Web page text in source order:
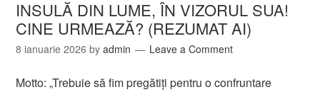
INSULĂ DIN LUME, ÎN VIZORUL SUA!
CINE URMEAZĂ? (REZUMAT AI)
8 ianuarie 2026 byadmin Leave a Comment
Motto: „Trebuie să fim pregătiți pentru o confruntare